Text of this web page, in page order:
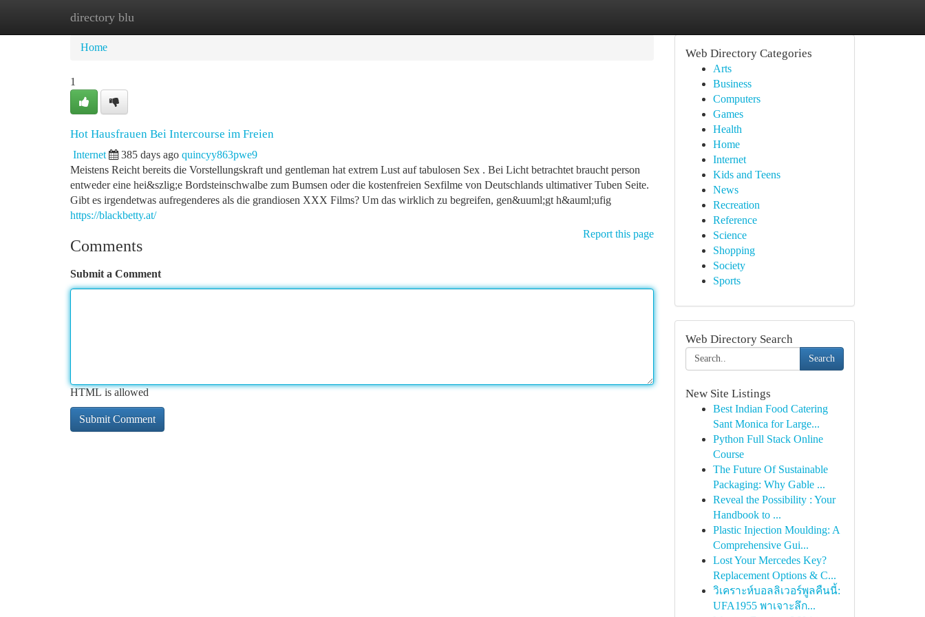
directory blu
Home
Home
1
Hot Hausfrauen Bei Intercourse im Freien
Internet 385 days ago quincyy863pwe9
Meistens Reicht bereits die Vorstellungskraft und gentleman hat extrem Lust auf tabulosen Sex . Bei Licht betrachtet braucht person
entweder eine hei&szlig;e Bordsteinschwalbe zum Bumsen oder die kostenfreien Sexfilme von Deutschlands ultimativer Tuben Seite.
Gibt es irgendetwas aufregenderes als die grandiosen XXX Films? Um das wirklich zu begreifen, gen&uuml;gt h&auml;ufig
https://blackbetty.at/
Report this page
Comments
Submit a Comment
HTML is allowed
Web Directory Categories
Arts
Business
Computers
Games
Health
Home
Internet
Kids and Teens
News
Recreation
Reference
Science
Shopping
Society
Sports
Web Directory Search
Search
New Site Listings
Best Indian Food Catering
Sant Monica for Large...
Python Full Stack Online
Course
The Future Of Sustainable
Packaging: Why Gable ...
Reveal the Possibility : Your
Handbook to ...
Plastic Injection Moulding: A
Comprehensive Gui...
Lost Your Mercedes Key?
Replacement Options & C...
วิเคราะห์บอลลิเวอร์พูลคืนนี้:
UFA1955 พาเจาะลึก...